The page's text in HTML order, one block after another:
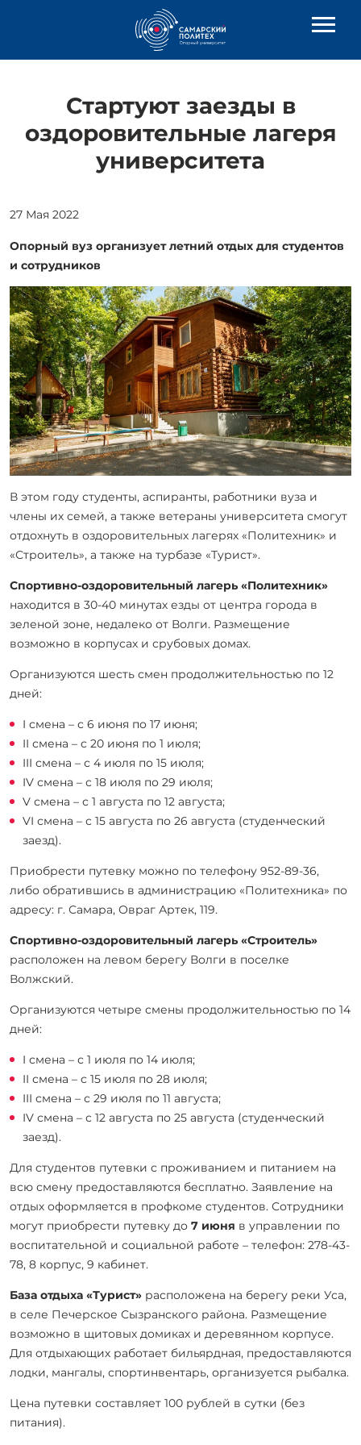
Стартуют заезды в
оздоровительные лагеря
университета
27 Мая 2022
Опорный вуз организует летний отдых для студентов
и сотрудников
В этом году студенты, аспиранты, работники вуза и
члены их семей, а также ветераны университета смогут
отдохнуть в оздоровительных лагерях «Политехник» и
«Строитель», а также на турбазе «Турист».
Спортивно-оздоровительный лагерь «Политехник»
находится в 30-40 минутах езды от центра города в
зеленой зоне, недалеко от Волги. Размещение
возможно в корпусах и срубовых домах.
Организуются шесть смен продолжительностью по 12
дней:
I смена – с 6 июня по 17 июня;
II смена – с 20 июня по 1 июля;
III смена – с 4 июля по 15 июля;
IV смена – с 18 июля по 29 июля;
V смена – с 1 августа по 12 августа;
VI смена – с 15 августа по 26 августа (студенческий
заезд).
Приобрести путевку можно по телефону 952-89-36,
либо обратившись в администрацию «Политехника» по
адресу: г. Самара, Овраг Артек, 119.
Спортивно-оздоровительный лагерь «Строитель»
расположен на левом берегу Волги в поселке
Волжский.
Организуются четыре смены продолжительностью по 14
дней:
I смена – с 1 июля по 14 июля;
II смена – с 15 июля по 28 июля;
III смена – с 29 июля по 11 августа;
IV смена – с 12 августа по 25 августа (студенческий
заезд).
Для студентов путевки с проживанием и питанием на
всю смену предоставляются бесплатно. Заявление на
отдых оформляется в профкоме студентов. Сотрудники
могут приобрести путевку до 7 июня в управлении по
воспитательной и социальной работе – телефон: 278-43-
78, 8 корпус, 9 кабинет.
База отдыха «Турист» расположена на берегу реки Уса,
в селе Печерское Сызранского района. Размещение
возможно в щитовых домиках и деревянном корпусе.
Для отдыхающих работает бильярдная, предоставляются
лодки, мангалы, спортинвентарь, организуется рыбалка.
Цена путевки составляет 100 рублей в сутки (без
питания).